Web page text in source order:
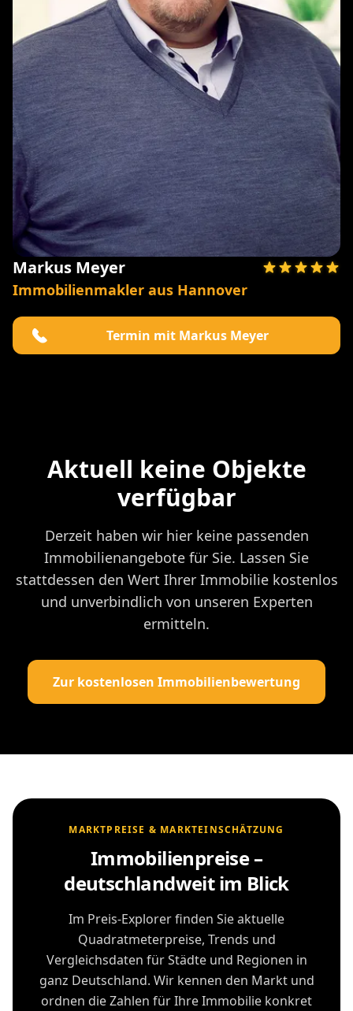
Markus Meyer
Immobilienmakler aus Hannover
Termin mit Markus Meyer
Aktuell keine Objekte
verfügbar
Derzeit haben wir hier keine passenden
Immobilienangebote für Sie. Lassen Sie
stattdessen den Wert Ihrer Immobilie kostenlos
und unverbindlich von unseren Experten
ermitteln.
Zur kostenlosen Immobilienbewertung
MARKTPREISE & MARKTEINSCHÄTZUNG
Immobilienpreise –
deutschlandweit im Blick
Im Preis-Explorer finden Sie aktuelle
Quadratmeterpreise, Trends und
Vergleichsdaten für Städte und Regionen in
ganz Deutschland. Wir kennen den Markt und
ordnen die Zahlen für Ihre Immobilie konkret